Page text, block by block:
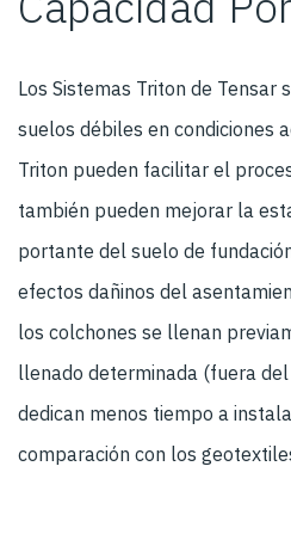
Los Sistemas Triton de Tensar
suelos débiles en condiciones
Triton pueden facilitar el
también pueden mejorar la
portante del suelo de
efectos dañinos del
los colchones se llenan
llenado determinada (fuera
dedican menos tiempo a
comparación con los